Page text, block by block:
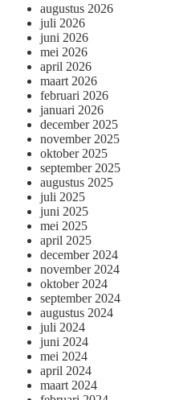
augustus 2026
juli 2026
juni 2026
mei 2026
april 2026
maart 2026
februari 2026
januari 2026
december 2025
november 2025
oktober 2025
september 2025
augustus 2025
juli 2025
juni 2025
mei 2025
april 2025
december 2024
november 2024
oktober 2024
september 2024
augustus 2024
juli 2024
juni 2024
mei 2024
april 2024
maart 2024